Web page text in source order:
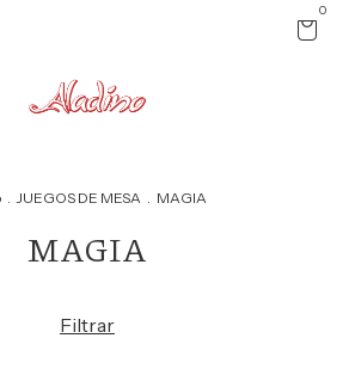
0
. JUEGOS DE MESA . MAGIA
MAGIA
Filtrar